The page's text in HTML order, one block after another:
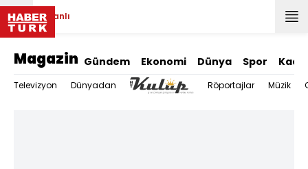
Canlı
Magazin Gündem Ekonomi Dünya Spor
Televizyon Dünyadan Röportajlar Müzik